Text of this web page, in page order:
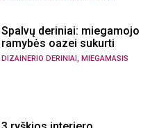
Spalvų deriniai: miegamojo
ramybės oazei sukurti
DIZAINERIO DERINIAI MIEGAMASIS